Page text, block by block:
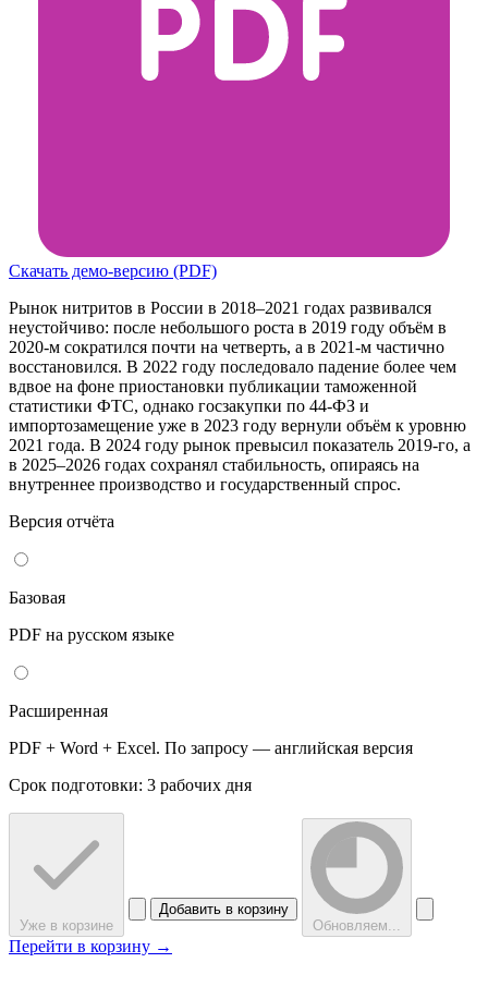
Скачать демо-версию (PDF)
Рынок нитритов в России в 2018–2021 годах развивался
неустойчиво: после небольшого роста в 2019 году объём в
2020-м сократился почти на четверть, а в 2021-м частично
восстановился. В 2022 году последовало падение более чем
вдвое на фоне приостановки публикации таможенной
статистики ФТС, однако госзакупки по 44-ФЗ и
импортозамещение уже в 2023 году вернули объём к уровню
2021 года. В 2024 году рынок превысил показатель 2019-го, а
в 2025–2026 годах сохранял стабильность, опираясь на
внутреннее производство и государственный спрос.
Версия отчёта
Базовая
PDF на русском языке
Расширенная
PDF + Word + Excel. По запросу — английская версия
Срок подготовки: 3 рабочих дня
Уже в корзине
Добавить в корзину
Обновляем...
Перейти в корзину →